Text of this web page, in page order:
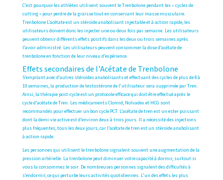
C’est pourquoi les athlètes utilisent souvent le Trenbolone pendant les « cycles de
cutting » pour perdre de la graisse tout en conservant leur masse musculaire.
Trenbolone L’acétate est un stéroïde anabolisant injectable et à action rapide, les
utilisateurs doivent donc les injecter une ou deux fois par semaine. Les utilisateurs
peuvent obtenir différents effets positifs dans les deux ou trois semaines après
l’avoir administré. Les utilisateurs peuvent consommer la dose d’acétate de
trenbolone en fonction de leur niveau d’expérience.
Effets secondaires de l’Acétate de Trenbolone
S’empilant avec d’autres stéroïdes anabolisants et effectuant des cycles de plus de 8 à
10 semaines, la production de testostérone de l’utilisateur sera supprimée par Tren.
Ainsi, la thérapie post-cycle est un protocole efficace qui doit être effectué après le
cycle d’acétate de Tren. Les médicaments Clomid, Nolvadex et HCG sont
recommandés pour effectuer un bon cycle PCT. L’acétate de tren est un ester puissant
dont la demi-vie active est d’environ deux à trois jours. Il a nécessité des injections
plus fréquentes, tous les deux jours, car l’acétate de tren est un stéroïde anabolisant
à action rapide.
Les personnes qui utilisent le trenbolone signalent souvent une augmentation de la
pression artérielle. La trenbolone peut diminuer votre capacité à dormir, surtout si
vous la consommez le soir. De nombreuses personnes signalent des difficultés à
s’endormir, ce qui perturbe leurs activités quotidiennes. L’un des effets les plus